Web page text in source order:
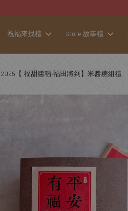
祝福來找禮 Store 故事禮
2025【 福甜醬稻‧福田將到】米醬糖組禮